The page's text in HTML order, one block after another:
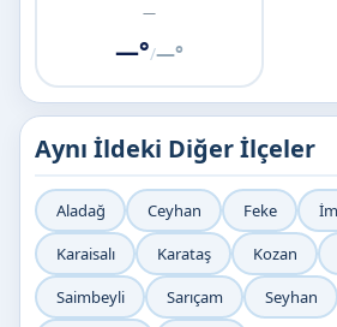
—
—°/—°
Aynı İldeki Diğer İlçeler
Aladağ Ceyhan Feke
Karaisalı
Karataş Kozan
Saimbeyli
Sarıçam Seyhan